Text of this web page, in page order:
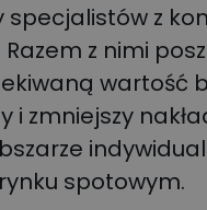
specjalistów z
z nimi
wartość
zmniejszy
spotowym.